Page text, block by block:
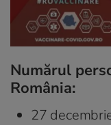
Numărul
România:
27